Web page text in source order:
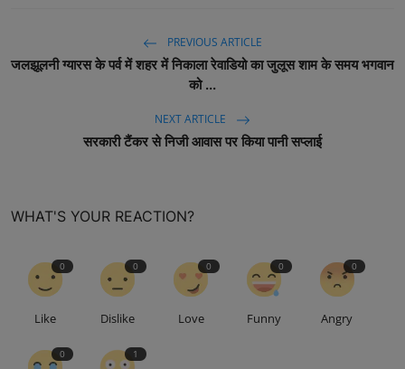
PREVIOUS ARTICLE
जलझूलनी ग्यारस के पर्व में शहर में निकाला रेवाडियो का जुलूस शाम के समय भगवान
को ...
NEXT ARTICLE
सरकारी टैंकर से निजी आवास पर किया पानी सप्लाई
WHAT'S YOUR REACTION?
0
Like
0
Dislike
0
Love
0
Funny
0
Angry
0 1